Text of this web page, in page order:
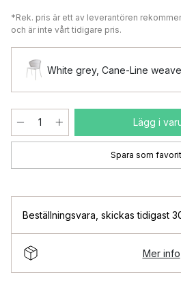
*Rek. pris är ett av leverantören
och är inte vårt tidigare pris.
White grey, Cane-Line weave
Lägg i
Spara som favorit
Beställningsvara skickas tidigast
Mer info